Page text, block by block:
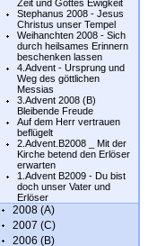
Zeit und Gottes Ewigkeit
Stephanus 2008 - Jesus
Christus unser Tempel
Weihanchten 2008 - Sich
durch heilsames Erinnern
beschenken lassen
4.Advent - Ursprung und
Weg des göttlichen
Messias
3.Advent 2008 (B)
Bleibende Freude
Auf dem Herr vertrauen
beflügelt
2.Advent.B2008 _ Mit der
Kirche betend den Erlöser
erwarten
1.Advent B2009 - Du bist
doch unser Vater und
Erlöser
2008 (A)
2007 (C)
2006 (B)